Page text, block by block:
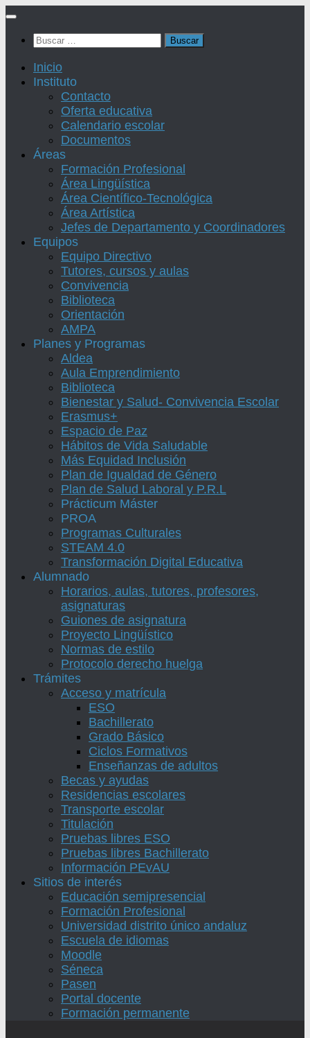
Saltar
contenido
Buscar:
Inicio
Instituto
Contacto
Oferta educativa
Calendario escolar
Documentos
Áreas
Formación Profesional
Área Lingüística
Área Científico-Tecnológica
Área Artística
Jefes de Departamento y Coordinadores
Equipos
Equipo Directivo
Tutores, cursos y aulas
Convivencia
Biblioteca
Orientación
AMPA
Planes y Programas
Aldea
Aula Emprendimiento
Biblioteca
Bienestar y Salud- Convivencia Escolar
Erasmus+
Espacio de Paz
Hábitos de Vida Saludable
Más Equidad Inclusión
Plan de Igualdad de Género
Plan de Salud Laboral y P.R.L
Prácticum Máster
PROA
Programas Culturales
STEAM 4.0
Transformación Digital Educativa
Alumnado
Horarios, aulas, tutores, profesores,
asignaturas
Guiones de asignatura
Proyecto Lingüístico
Normas de estilo
Protocolo derecho huelga
Trámites
Acceso y matrícula
ESO
Bachillerato
Grado Básico
Ciclos Formativos
Enseñanzas de adultos
Becas y ayudas
Residencias escolares
Transporte escolar
Titulación
Pruebas libres ESO
Pruebas libres Bachillerato
Información PEvAU
Sitios de interés
Educación semipresencial
Formación Profesional
Universidad distrito único andaluz
Escuela de idiomas
Moodle
Séneca
Pasen
Portal docente
Formación permanente